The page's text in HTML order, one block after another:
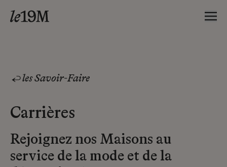
les Savoir-Faire
Carrières
Rejoignez nos Maisons au
service de la mode et de la